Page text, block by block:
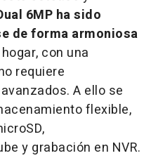
6MP ha sido
de forma armoniosa
con una
requiere
A ello se
flexible,
y grabación en NVR.